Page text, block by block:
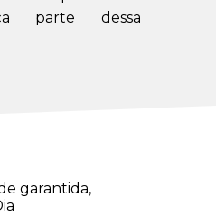
parte dessa
garantida,